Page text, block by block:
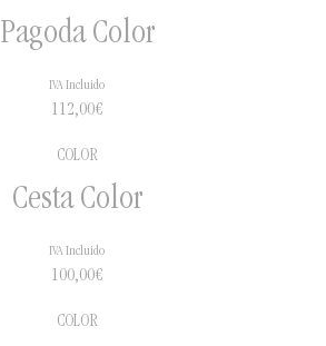
Pagoda Color
112,00€
IVA Incluido
COLOR
Cesta Color
100,00€
IVA Incluido
COLOR